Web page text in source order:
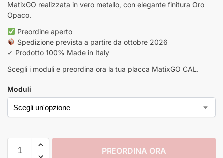
MatixGO realizzata in vero metallo, con elegante finitura Oro
Opaco.
Preordine aperto
Spedizione prevista a partire da ottobre 2026
✓ Prodotto 100% Made in Italy
Scegli i moduli e preordina ora la tua placca MatixGO CAL.
Moduli
PREORDINA ORA